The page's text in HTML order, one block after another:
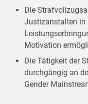
Die
Justizanstalten in
Motivation
Die Tätigkeit der
durchgängig an
Gender